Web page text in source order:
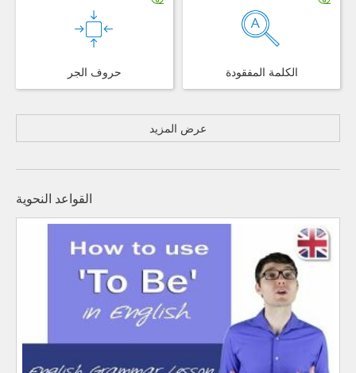
حروف الجر الكلمة المفقودة
عرض المزيد
القواعد النحوية